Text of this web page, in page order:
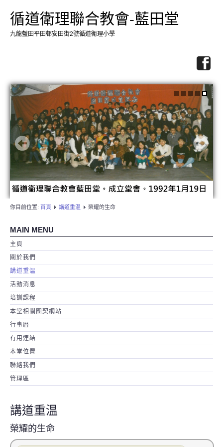
循道衛理聯合教會-藍田堂
九龍藍田平田邨安田街2號循道衛理小學
你目前位置: 首頁 講道重温 榮耀的生命
MAIN MENU
主頁
關於我們
講道重温
活動消息
培訓課程
本堂相關團契網站
行事暦
有用連結
本堂位置
聯絡我們
管理區
講道重温
榮耀的生命